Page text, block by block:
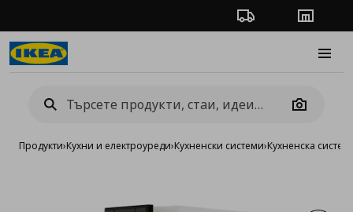
Проследяване на
Camera
Продукти›Кухни и електроуреди›Кухненски системи›Кухненска